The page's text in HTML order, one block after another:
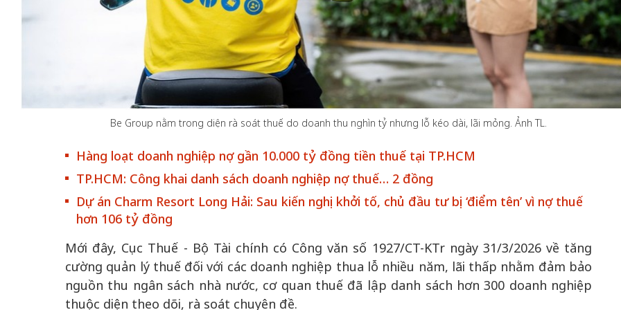
Be Group nằm trong diện rà soát thuế do doanh thu nghìn tỷ nhưng lỗ kéo dài, lãi mỏng. Ảnh TL.
Hàng loạt doanh nghiệp nợ gần 10.000 tỷ đồng tiền thuế tại TP.HCM
TP.HCM: Công khai danh sách doanh nghiệp nợ thuế… 2 đồng
Dự án Charm Resort Long Hải: Sau kiến nghị khởi tố, chủ đầu tư bị ‘điểm tên’ vì nợ thuế
hơn 106 tỷ đồng
Mới đây, Cục Thuế - Bộ Tài chính có Công văn số 1927/CT-KTr ngày 31/3/2026 về tăng
cường quản lý thuế đối với các doanh nghiệp thua lỗ nhiều năm, lãi thấp nhằm đảm bảo
nguồn thu ngân sách nhà nước, cơ quan thuế đã lập danh sách hơn 300 doanh nghiệp
thuộc diện theo dõi, rà soát chuyên đề.
50 năm Việt Nam gia
nhập UNESCO – Khơi
nguồn nội lực văn hóa,
định hình vị thế kiến
tạo | Kỳ 5: Dấu ấn
trong chương trình
nghị sự toàn cầu
50 năm Việt Nam gia
nhập UNESCO: Khơi
định hình vị thế kiến
tạo | Kỳ 4: Sáng kiến
làm nên diện mạo mới
50 năm Việt Nam gia
nhập UNESCO: Khơi
nguồn nội lực văn hóa,
định hình vị thế kiến
tạo | Kỳ 3: Hội nhập
quốc tế bằng bản lĩnh
Việt Nam
50 năm Việt
nhập
nguồn nội lực